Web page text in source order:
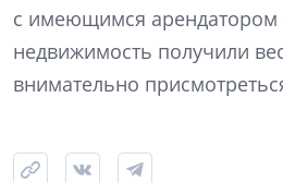
с имеющимся
недвижимость получили
внимательно